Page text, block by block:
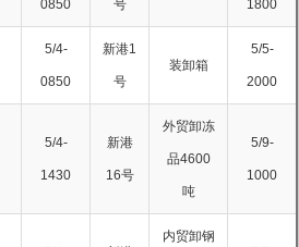
0850 号 1800
5/4-
0850
新港1
号
装卸箱
5/5-
2000
5/4-
1430
新港
16号
外贸卸冻
品4600
吨
5/9-
1000
内贸卸钢